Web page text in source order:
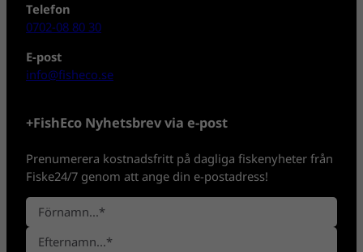
Telefon
0702-08 80 30
E-post
info@fisheco.se
+FishEco Nyhetsbrev via e-post
Prenumerera kostnadsfritt på dagliga fiskenyheter från
Fiske24/7 genom att ange din e-postadress!
N
a
F